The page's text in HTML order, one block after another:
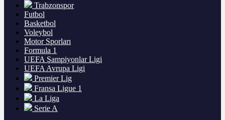
Trabzonspor
Futbol
Basketbol
Voleybol
Motor Sporları
Formula 1
UEFA Şampiyonlar Ligi
UEFA Avrupa Ligi
Premier Lig
Fransa Ligue 1
La Liga
Serie A